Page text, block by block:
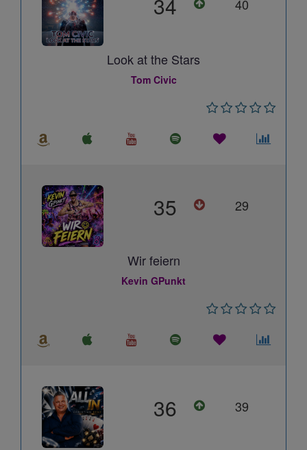
40
Look at the Stars
Tom Civic
35 29
Wir feiern
Kevin GPunkt
36 39